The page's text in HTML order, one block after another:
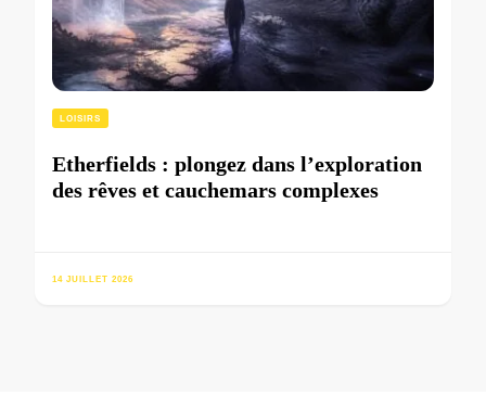
LOISIRS
Etherfields : plongez dans l’exploration
des rêves et cauchemars complexes
14 JUILLET 2026